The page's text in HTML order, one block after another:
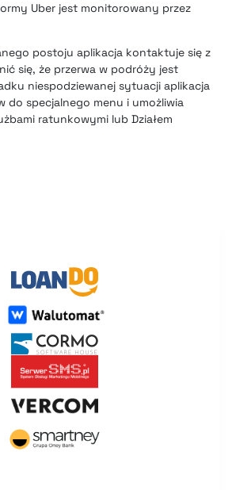
Uber jest monitorowany przez
postoju aplikacja kontaktuje się z
się, że przerwa w podróży jest
niespodziewanej sytuacji aplikacja
do specjalnego menu i umożliwia
ratunkowymi lub Działem